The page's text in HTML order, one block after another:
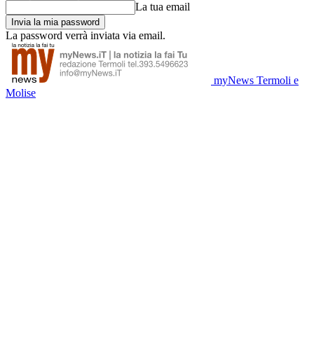
La tua email
La password verrà inviata via email.
myNews Termoli e
Molise